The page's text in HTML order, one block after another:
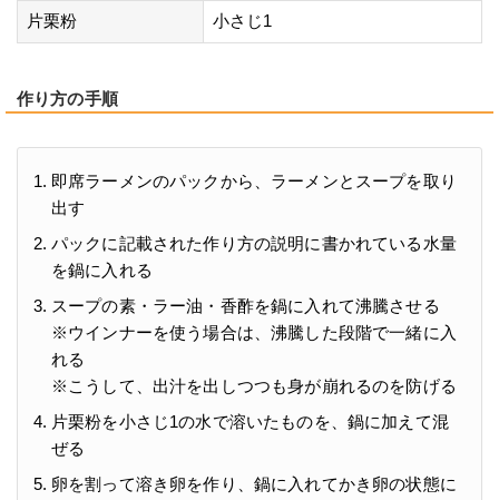
片栗粉 小さじ1
作り方の手順
即席ラーメンのパックから、ラーメンとスープを取り
出す
パックに記載された作り方の説明に書かれている水量
を鍋に入れる
スープの素・ラー油・香酢を鍋に入れて沸騰させる
※ウインナーを使う場合は、沸騰した段階で一緒に入
れる
※こうして、出汁を出しつつも身が崩れるのを防げる
片栗粉を小さじ1の水で溶いたものを、鍋に加えて混
ぜる
卵を割って溶き卵を作り、鍋に入れてかき卵の状態に